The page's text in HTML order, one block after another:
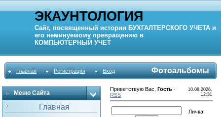
ЭКАУНТОЛОГИЯ
Сайт, посвященный истории БУХГАЛТЕРСКОГО УЧЕТА и
его неминуемому превращению в
КОМПЬЮТЕРНЫЙ УЧЕТ
Главная Регистрация Вход Фотоальбомы
Меню Сайта
Главная
Приветствую Вас ,Гость ·
RSS
10.08.2026,
12:31
Личка: